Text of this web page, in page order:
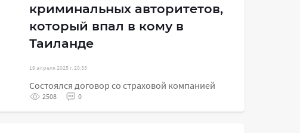
криминальных авторитетов,
который впал в кому в
Таиланде
19 апреля 2025 г. 20:33
Состоялся договор со страховой компанией
2508 0